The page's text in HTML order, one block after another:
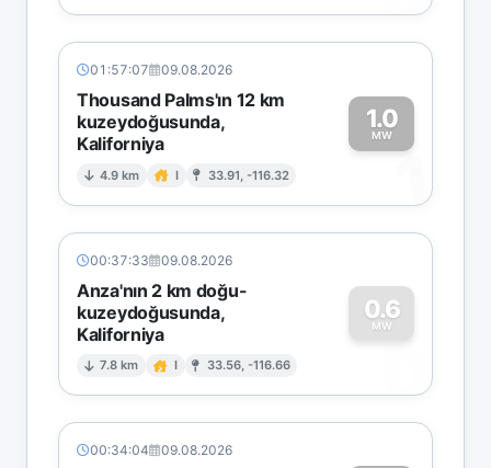
01:57:07 09.08.2026
Thousand Palms'ın 12 km
kuzeydoğusunda,
Kaliforniya
4.9 km I 33.91, -116.32
1.0
MW
1
00:37:33 09.08.2026
Anza'nın 2 km doğu-
kuzeydoğusunda,
Kaliforniya
7.8 km I 33.56, -116.66
0.6
MW
0
00:34:04 09.08.2026